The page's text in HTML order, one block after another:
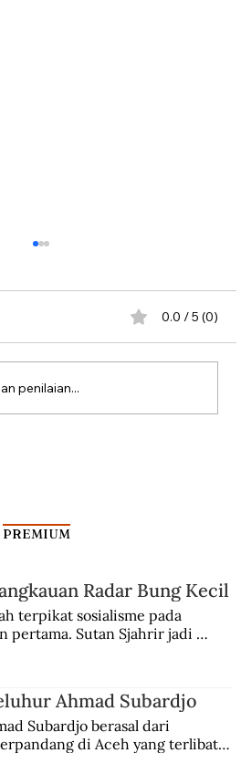
0.0 / 5 (0)
penilaian...
PREMIUM
Radar Bung Kecil
terpikat sosialisme pada
pertama. Sutan Sjahrir jadi
Ahmad Subardjo
Subardjo berasal dari
di Aceh yang terlibat